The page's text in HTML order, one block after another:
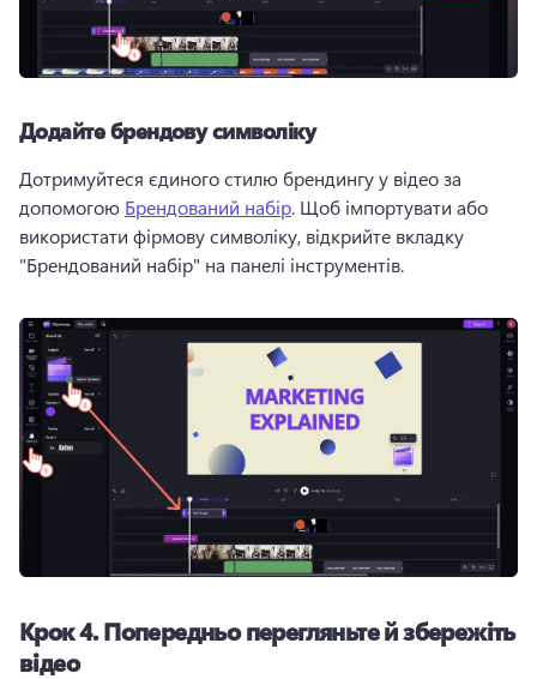
Додайте брендову символіку
Дотримуйтеся єдиного стилю брендингу у відео за
допомогою Брендований набір. Щоб імпортувати або
використати фірмову символіку, відкрийте вкладку
"Брендований набір" на панелі інструментів.
Крок 4.Попередньо перегляньте й збережіть
відео